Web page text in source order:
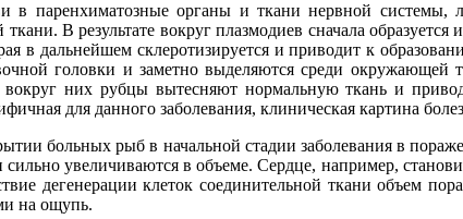
в паренхиматозные органы и ткани нервной системы,
В результате вокруг плазмодиев сначала образуется
в дальнейшем склеротизируется и приводит к
головки и заметно выделяются среди
них рубцы вытесняют нормальную ткань и
для данного заболевания, клиническая картина
больных рыб в начальной стадии заболевания в
сильно увеличиваются в объеме. Сердце, например,
дегенерации клеток соединительной ткани объем
на ощупь.